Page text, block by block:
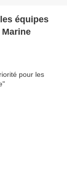
équipes
Marine